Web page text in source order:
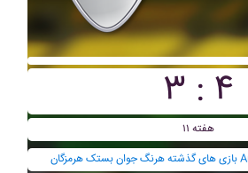
۳ : ۴
هفته ۱۱